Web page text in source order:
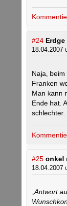
#24
18.04.2007
Naja,
Franken
Man kann
Ende hat.
schlechter.
#25 onkel
18.04.2007
„Antwort